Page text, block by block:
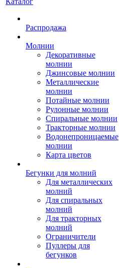
Распродажа
Молнии
Декоративные
молнии
Джинсовые молнии
Металлические
молнии
Потайные молнии
Рулонные молнии
Спиральные молнии
Тракторные молнии
Водонепроницаемые
молнии
Карта цветов
Бегунки для молний
Для металлических
молний
Для спиральных
молний
Для тракторных
молний
Ограничители
Пуллеры для
бегунков